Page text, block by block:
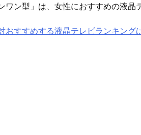
ワン型」は、女性におすすめの液晶
おすすめする液晶テレビランキング